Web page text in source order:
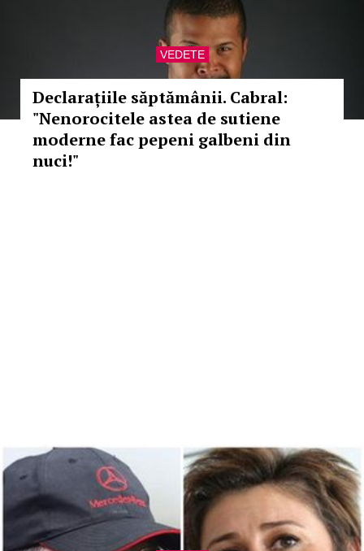
VEDETE
Declarațiile săptămânii. Cabral:
"Nenorocitele astea de sutiene
moderne fac pepeni galbeni din
nuci!"